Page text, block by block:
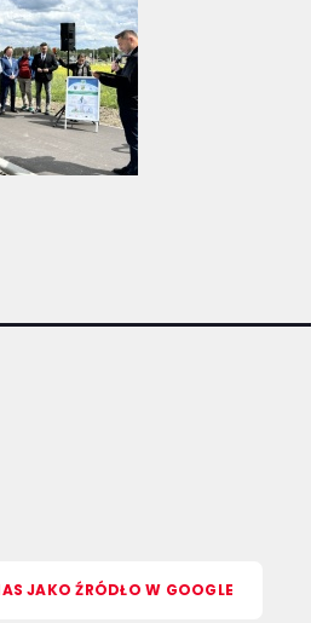
JAKO ŹRÓDŁO W GOOGLE